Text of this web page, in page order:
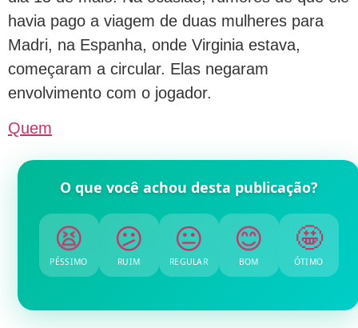
havia pago a viagem de duas mulheres para
Madri, na Espanha, onde Virginia estava,
começaram a circular. Elas negaram
envolvimento com o jogador.
Quem
O que você achou desta publicação?
😫
PÉSSIMO
😕
RUIM
😐
REGULAR
😊
BOM
🤩
ÓTIMO